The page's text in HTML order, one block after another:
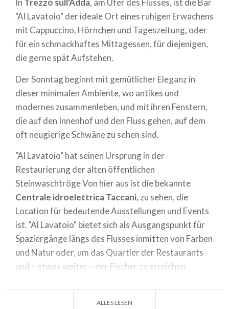
In Trezzo sull'Adda, am Ufer des Flusses, ist die Bar
"Al Lavatoio" der ideale Ort eines ruhigen Erwachens
mit Cappuccino, Hörnchen und Tageszeitung, oder
für ein schmackhaftes Mittagessen, für diejenigen,
die gerne spät Aufstehen.
Der Sonntag beginnt mit gemütlicher Eleganz in
dieser minimalen Ambiente, wo antikes und
modernes zusammenleben, und mit ihren Fenstern,
die auf den Innenhof und den Fluss gehen, auf dem
oft neugierige Schwäne zu sehen sind.
"Al Lavatoio" hat seinen Ursprung in der
Restaurierung der alten öffentlichen
Steinwaschtröge Von hier aus ist die bekannte
Centrale idroelettrica Taccani, zu sehen, die
Location für bedeutende Ausstellungen und Events
ist. "Al Lavatoio" bietet sich als Ausgangspunkt für
Spaziergänge längs des Flusses inmitten von Farben
und Natur oder, um das Quartier der Restaurants
und – etwas weiter – der Fischer zu erreichen.
In Alternative dazu, können Sie – direkt neben dem
Lokal – eines der Ausflugsboote gehen, die
ALLES LESEN